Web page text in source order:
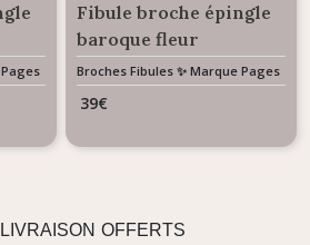
Fibule broche épingle
baroque fleur
enchantée coloris
rouge
Broches Fibules ✨ Marque Pages
✨ Bijoux De Sac
39€
OFFERTS